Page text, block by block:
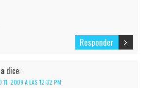
Responder
dice:
11, 2009 A LAS 12:32 PM